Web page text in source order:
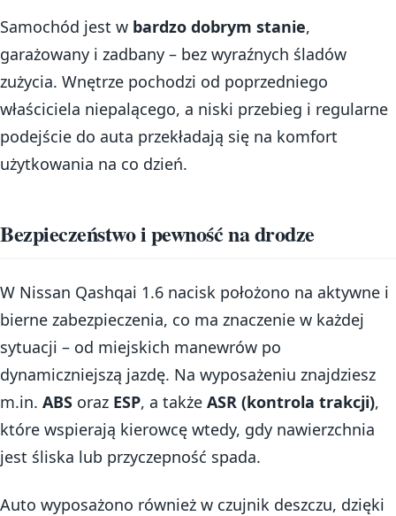
Samochód jest w bardzo dobrym stanie,
garażowany i zadbany – bez wyraźnych śladów
zużycia. Wnętrze pochodzi od poprzedniego
właściciela niepalącego, a niski przebieg i regularne
podejście do auta przekładają się na komfort
użytkowania na co dzień.
Bezpieczeństwo i pewność na drodze
W Nissan Qashqai 1.6 nacisk położono na aktywne i
bierne zabezpieczenia, co ma znaczenie w każdej
sytuacji – od miejskich manewrów po
dynamiczniejszą jazdę. Na wyposażeniu znajdziesz
m.in. ABS oraz ESP, a także ASR (kontrola trakcji),
które wspierają kierowcę wtedy, gdy nawierzchnia
jest śliska lub przyczepność spada.
Auto wyposażono również w czujnik deszczu, dzięki